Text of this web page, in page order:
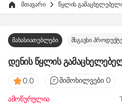
მთავარი წყლის
მახასიათებლები მსგავსი
დენის წყლის
0.0 მიმოხილვები 0
ამოწურულია